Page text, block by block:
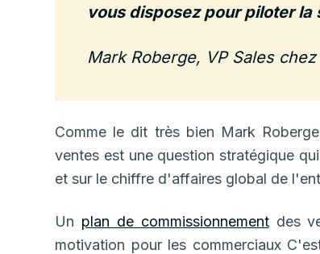
vous disposez pour piloter
Mark Roberge, VP Sales
Comme le dit très bien Mark
ventes est une question stratégique
et sur le chiffre d'affaires global de
Un plan de commissionnementdes
motivation pour les commerciaux